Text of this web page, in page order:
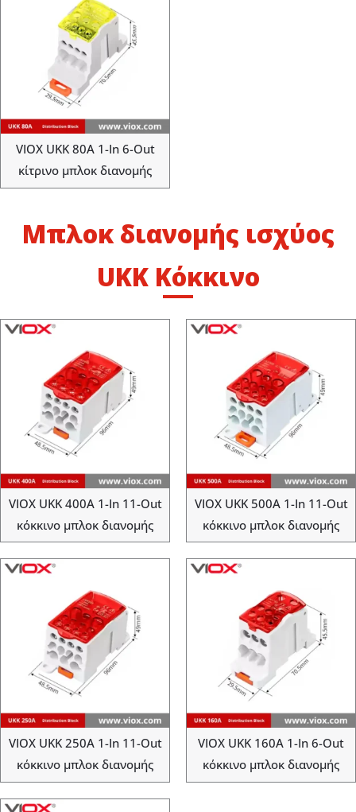
VIOX UKK 80A 1-In 6-Out
κίτρινο μπλοκ διανομής
Μπλοκ διανομής ισχύος
UKK Κόκκινο
VIOX UKK 400A 1-In 11-Out
κόκκινο μπλοκ διανομής
VIOX UKK 500A 1-In 11-Out
κόκκινο μπλοκ διανομής
VIOX UKK 250A 1-In 11-Out
κόκκινο μπλοκ διανομής
VIOX UKK 160A 1-In 6-Out
κόκκινο μπλοκ διανομής